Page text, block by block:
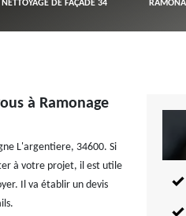
NETTOYAGE DE FAÇADE 34
à Ramonage
L'argentiere, 34600. Si
à votre projet, il est utile
Il va établir un devis